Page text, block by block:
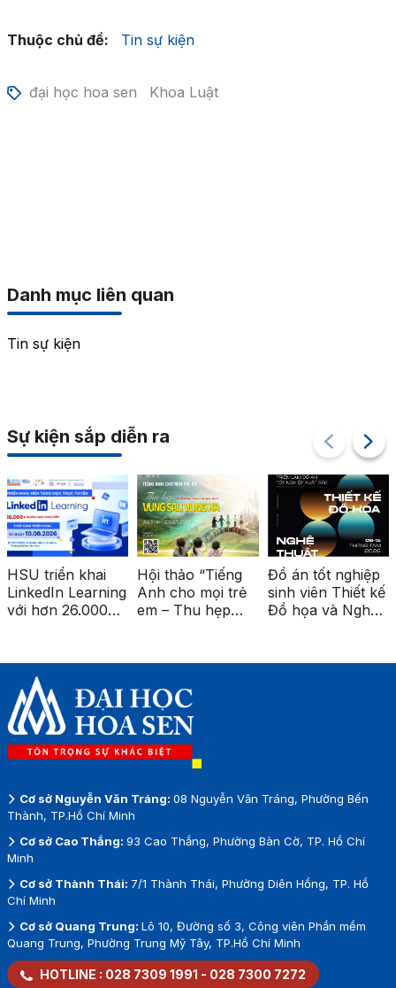
Thuộc chủ đề: Tin sự kiện
đại học hoa sen Khoa Luật
Danh mục liên quan
Tin sự kiện
Sự kiện sắp diễn ra
HSU triển khai
LinkedIn Learning
với hơn 26.000
Hội thảo “Tiếng
Anh cho mọi trẻ
em – Thu hẹp
vùng xa”
Đồ án tốt nghiệp
sinh viên Thiết kế
Đồ họa và Nghệ
Metro Bến Thành
Cơ sở Nguyễn Văn Tráng: 08 Nguyễn Văn Tráng, Phường Bến
Thành, TP.Hồ Chí Minh
Cơ sở Cao Thắng: 93 Cao Thắng, Phường Bàn Cờ, TP. Hồ Chí
Minh
Cơ sở Thành Thái: 7/1 Thành Thái, Phường Diên Hồng, TP. Hồ
Chí Minh
Cơ sở Quang Trung: Lô 10, Đường số 3, Công viên Phần mềm
Quang Trung, Phường Trung Mỹ Tây, TP.Hồ Chí Minh
HOTLINE : 028 7309 1991 - 028 7300 7272